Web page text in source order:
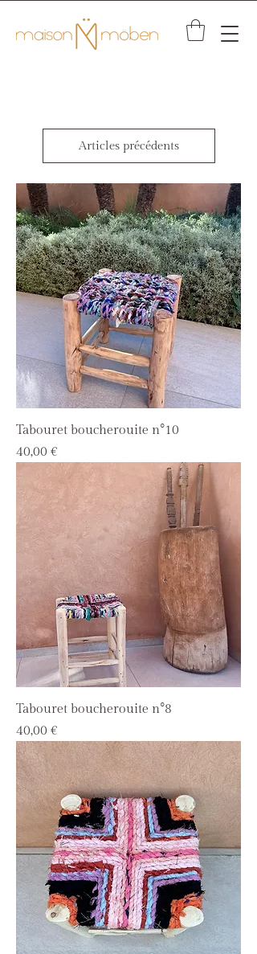
Articles précédents
Tabouret boucherouite n°10
Prix
40,00 €
Tabouret boucherouite n°8
Prix
40,00 €